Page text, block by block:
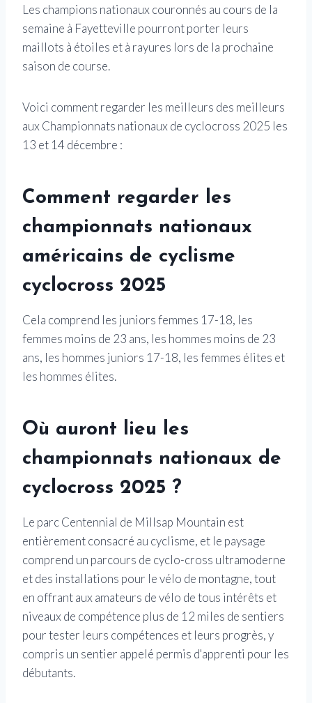
Les champions nationaux couronnés au cours de la
semaine à Fayetteville pourront porter leurs
maillots à étoiles et à rayures lors de la prochaine
saison de course.
Voici comment regarder les meilleurs des meilleurs
aux Championnats nationaux de cyclocross 2025 les
13 et 14 décembre :
Comment regarder les
championnats nationaux
américains de cyclisme
cyclocross 2025
Cela comprend les juniors femmes 17-18, les
femmes moins de 23 ans, les hommes moins de 23
ans, les hommes juniors 17-18, les femmes élites et
les hommes élites.
Où auront lieu les
championnats nationaux de
cyclocross 2025 ?
Le parc Centennial de Millsap Mountain est
entièrement consacré au cyclisme, et le paysage
comprend un parcours de cyclo-cross ultramoderne
et des installations pour le vélo de montagne, tout
en offrant aux amateurs de vélo de tous intérêts et
niveaux de compétence plus de 12 miles de sentiers
pour tester leurs compétences et leurs progrès, y
compris un sentier appelé permis d'apprenti pour les
débutants.